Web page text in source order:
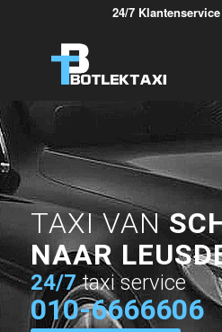
24/7 Klantenservice
TAXI VAN
NAAR
24/7 taxi service
010-6666606